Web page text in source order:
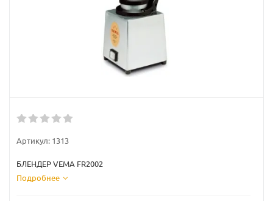
Артикул: 1313
БЛЕНДЕР VEMA FR2002
Подробнее